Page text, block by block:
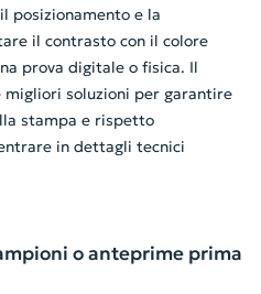
posizionamento e la
il contrasto con il colore
prova digitale o fisica. Il
soluzioni per garantire
stampa e rispetto
in dettagli tecnici
o anteprime prima